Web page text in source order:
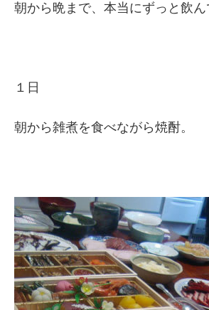
朝から晩まで、本当にずっと飲
１日
朝から雑煮を食べながら焼酎。